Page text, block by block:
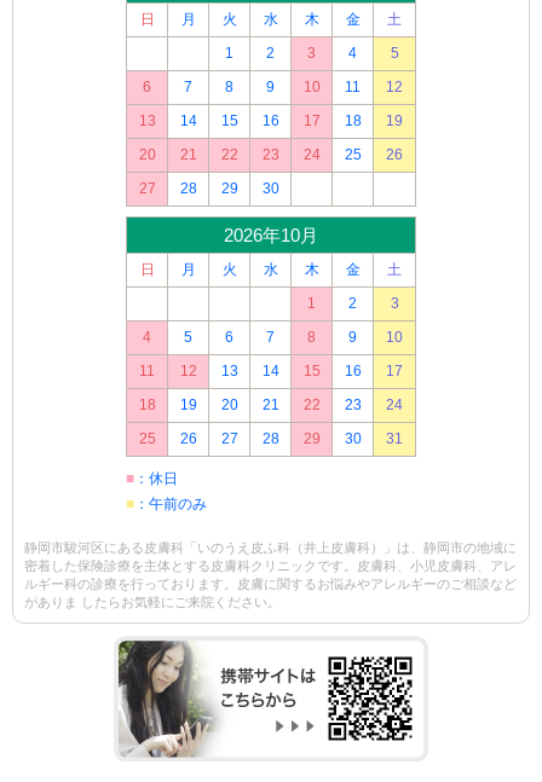
日 月 火 水 木 金
土
1
2 3 4
5
6
7 8 9 10 11
12
13
14 15 16 17 18
19
20
21 22 23 24 25
26
27
28 29 30
2026年10月
日 月 火 水 木 金
土
1
2
3
4
5 6 7 8 9
10
11
12 13 14 15 16
17
18
19 20 21 22 23
24
25
26 27 28 29 30 31
■ ：休日
■ ：午前のみ
静岡市駿河区にある皮膚科「いのうえ皮ふ科（井上皮膚科）」は、静岡市の地域に
密着した保険診療を主体とする皮膚科クリニックです。皮膚科、小児皮膚科、アレ
ルギー科の診療を行っております。皮膚に関するお悩みやアレルギーのご相談など
がありま したらお気軽にご来院ください。